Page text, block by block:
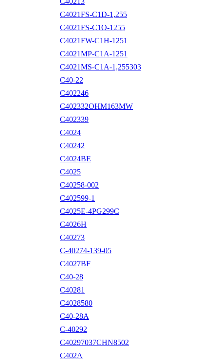
C4021FS-C1D-1,255
C4021FS-C1O-1255
C4021FW-C1H-1251
C4021MP-C1A-1251
C4021MS-C1A-1,255303
C40-22
C402246
C402332OHM163MW
C402339
C4024
C40242
C4024BE
C4025
C40258-002
C402599-1
C4025E-4PG299C
C4026H
C40273
C-40274-139-05
C4027BF
C40-28
C40281
C4028580
C40-28A
C-40292
C40297037CHN8502
C402A